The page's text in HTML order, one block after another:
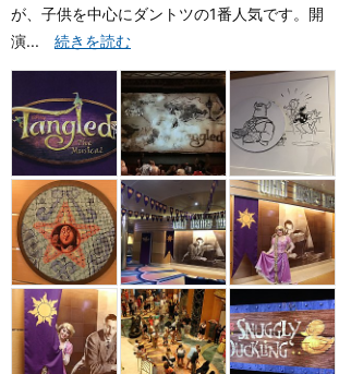
が、子供を中心にダントツの1番人気です。開
演... 続きを読む